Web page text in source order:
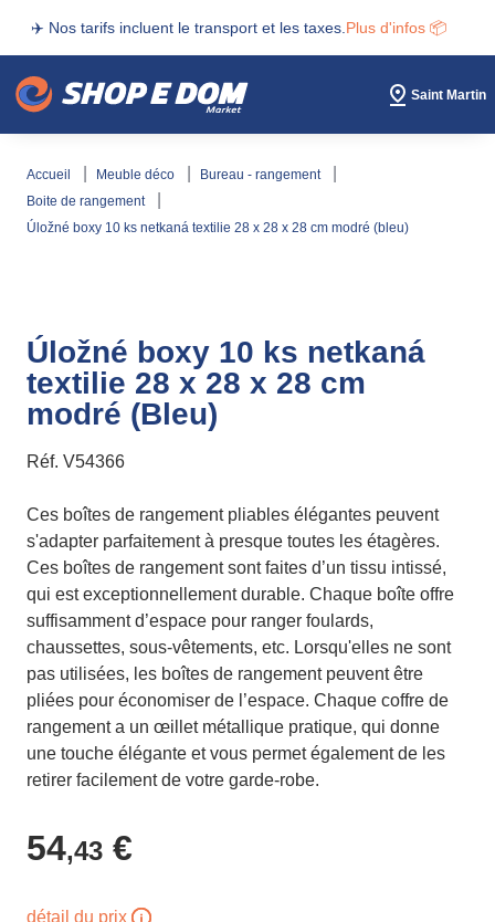
✈️ Nos tarifs incluent le transport et les taxes. Plus d'infos 📦
Saint Martin
accueil meuble déco
bureau - rangement
boite de rangement
úložné boxy 10 ks netkaná textilie 28 x 28 x 28 cm modré (bleu)
Úložné boxy 10 ks netkaná
textilie 28 x 28 x 28 cm
modré (Bleu)
Réf. V54366
Ces boîtes de rangement pliables élégantes peuvent
s'adapter parfaitement à presque toutes les étagères.
Ces boîtes de rangement sont faites d’un tissu intissé,
qui est exceptionnellement durable. Chaque boîte offre
suffisamment d’espace pour ranger foulards,
chaussettes, sous-vêtements, etc. Lorsqu'elles ne sont
pas utilisées, les boîtes de rangement peuvent être
pliées pour économiser de l’espace. Chaque coffre de
rangement a un œillet métallique pratique, qui donne
une touche élégante et vous permet également de les
retirer facilement de votre garde-robe.
54,43 €
détail du prix